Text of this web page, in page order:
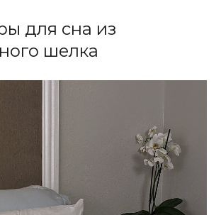
для сна из
шелка